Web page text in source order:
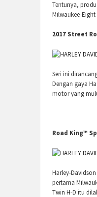
Tentunya,
Milwaukee-Eight
2017 Street
Seri ini
Dengan gaya
motor yang
Road King™
Harley-
pertama
Twin H-D itu